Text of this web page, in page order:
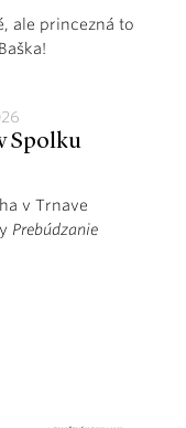
ale princezná to
Spolku
v Trnave
Prebúdzanie